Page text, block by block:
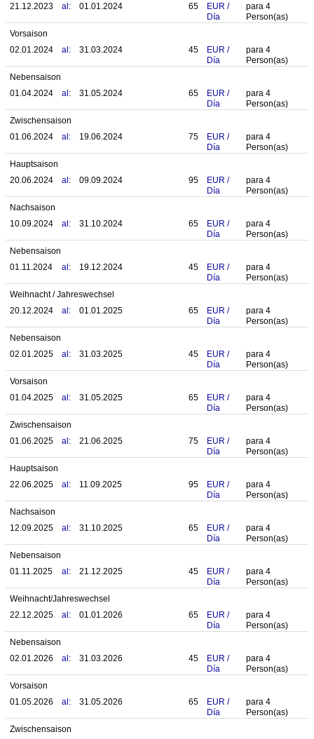
21.12.2023
al: 01.01.2024 65 EUR /
Día
para 4
Person(as)
Vorsaison
02.01.2024
al: 31.03.2024 45 EUR /
Día
para 4
Person(as)
Nebensaison
01.04.2024
al: 31.05.2024 65 EUR /
Día
para 4
Person(as)
Zwischensaison
01.06.2024
al: 19.06.2024 75 EUR /
Día
para 4
Person(as)
Hauptsaison
20.06.2024
al: 09.09.2024 95 EUR /
Día
para 4
Person(as)
Nachsaison
10.09.2024
al: 31.10.2024 65 EUR /
Día
para 4
Person(as)
Nebensaison
01.11.2024
al: 19.12.2024 45 EUR /
Día
para 4
Person(as)
Weihnacht / Jahreswechsel
20.12.2024
al: 01.01.2025 65 EUR /
Día
para 4
Person(as)
Nebensaison
02.01.2025
al: 31.03.2025 45 EUR /
Día
para 4
Person(as)
Vorsaison
01.04.2025
al: 31.05.2025 65 EUR /
Día
para 4
Person(as)
Zwischensaison
01.06.2025
al: 21.06.2025 75 EUR /
Día
para 4
Person(as)
Hauptsaison
22.06.2025
al: 11.09.2025 95 EUR /
Día
para 4
Person(as)
Nachsaison
12.09.2025
al: 31.10.2025 65 EUR /
Día
para 4
Person(as)
Nebensaison
01.11.2025
al: 21.12.2025 45 EUR /
Día
para 4
Person(as)
Weihnacht/Jahreswechsel
22.12.2025
al: 01.01.2026 65 EUR /
Día
para 4
Person(as)
Nebensaison
02.01.2026
al: 31.03.2026 45 EUR /
Día
para 4
Person(as)
Vorsaison
01.05.2026
al: 31.05.2026 65 EUR /
Día
para 4
Person(as)
Zwischensaison